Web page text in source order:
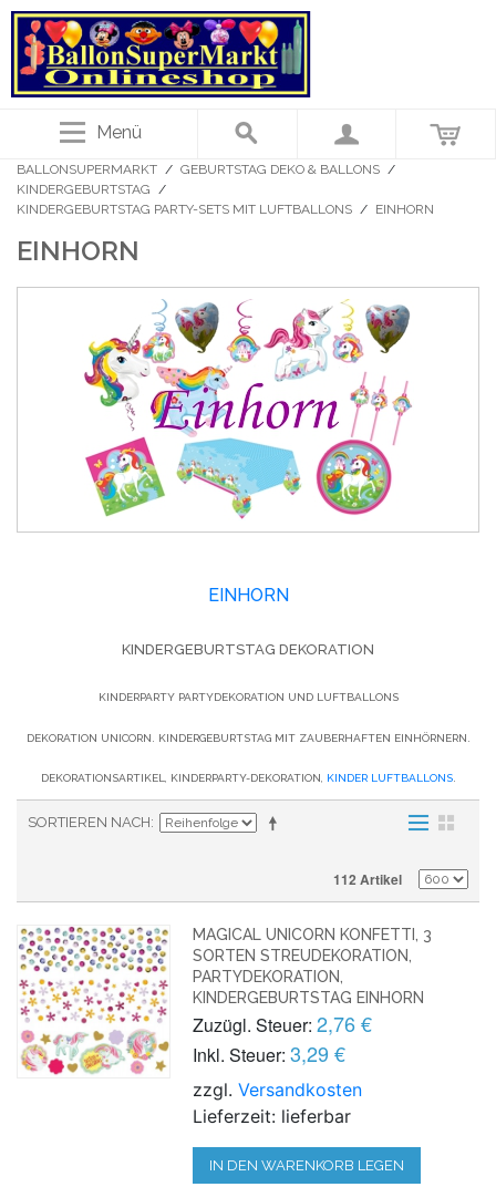
Menü
BALLONSUPERMARKT / GEBURTSTAG DEKO & BALLONS /
KINDERGEBURTSTAG /
KINDERGEBURTSTAG PARTY-SETS MIT LUFTBALLONS / EINHORN
EINHORN
EINHORN
KINDERGEBURTSTAG DEKORATION
KINDERPARTY PARTYDEKORATION UND LUFTBALLONS
DEKORATION UNICORN. KINDERGEBURTSTAG MIT ZAUBERHAFTEN EINHÖRNERN.
DEKORATIONSARTIKEL, KINDERPARTY-DEKORATION, KINDER LUFTBALLONS.
SORTIEREN NACH
112 Artikel
MAGICAL UNICORN KONFETTI, 3
SORTEN STREUDEKORATION,
PARTYDEKORATION,
KINDERGEBURTSTAG EINHORN
Zuzügl. Steuer: 2,76 €
Inkl. Steuer: 3,29 €
zzgl.Versandkosten
Lieferzeit: lieferbar
IN DEN WARENKORB LEGEN